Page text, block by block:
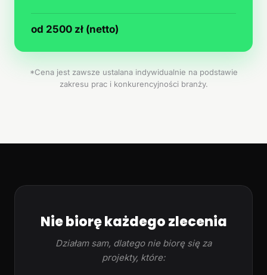
od 2500 zł (netto)
*Cena jest zawsze ustalana indywidualnie na podstawie
zakresu prac i konkurencyjności branży.
Nie biorę każdego zlecenia
Działam sam, dlatego nie biorę się za
projekty, które: